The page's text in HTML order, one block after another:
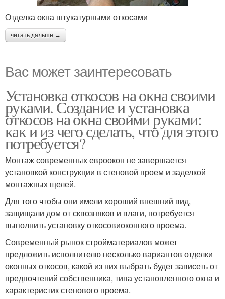
Откосы для
пластиковых окон
Отделка окна штукатурными откосами
читать дальше →
Вас может заинтересовать
Установка откосов на окна своими
руками. Создание и установка
откосов на окна своими руками:
как и из чего сделать, что для этого
потребуется?
Монтаж современных евроокон не завершается
установкой конструкции в стеновой проем и заделкой
монтажных щелей.
Для того чтобы они имели хороший внешний вид,
защищали дом от сквозняков и влаги, потребуется
выполнить установку откосовиоконного проема.
Современный рынок стройматериалов может
предложить исполнителю несколько вариантов отделки
оконных откосов, какой из них выбрать будет зависеть от
предпочтений собственника, типа установленного окна и
характеристик стенового проема.